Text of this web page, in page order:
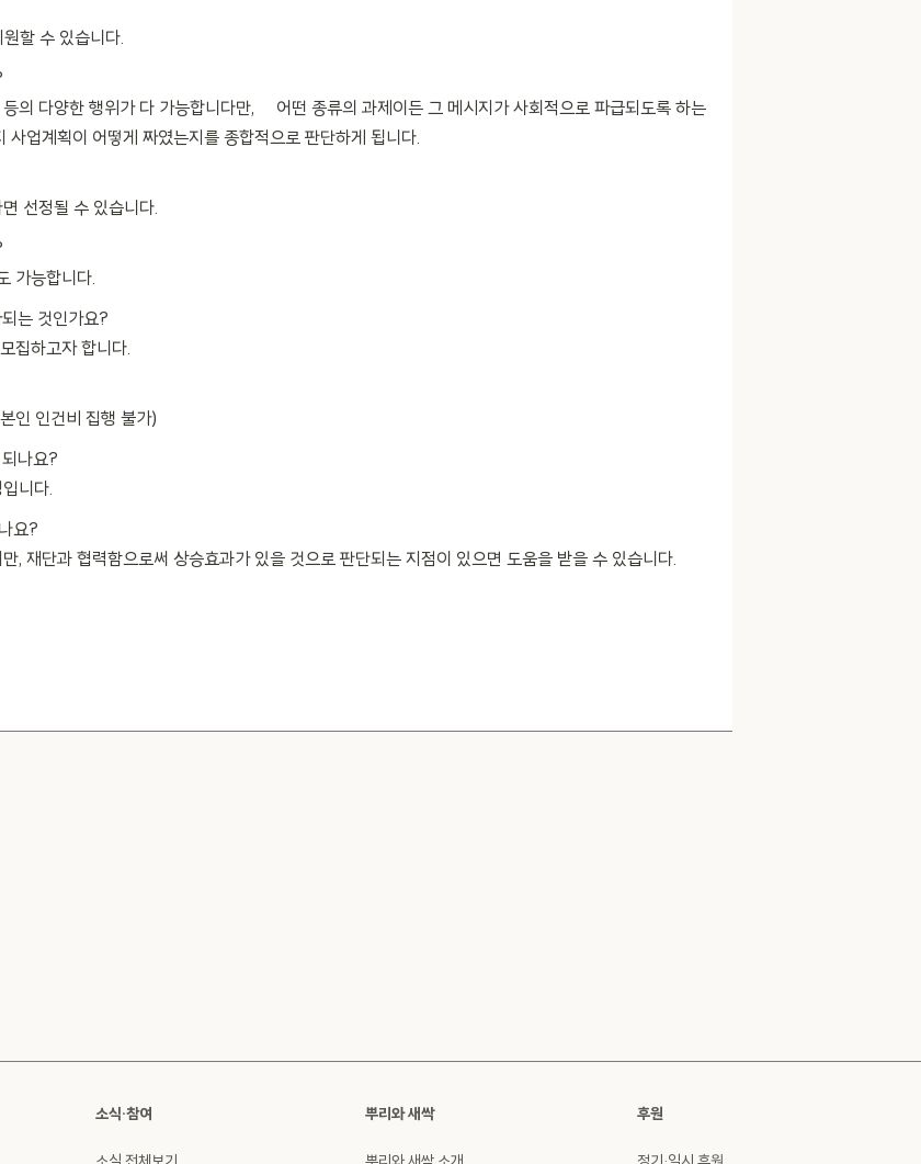
할 수 있습니다.
의 다양한 행위가 다 가능합니다만, 어떤 종류의 과제이든 그 메시지가 사회적으로 파급되도록 하는
업계획이 어떻게 짜였는지를 종합적으로 판단하게 됩니다.
선정될 수 있습니다.
가능합니다.
는 것인가요?
집하고자 합니다.
인 인건비 집행 불가)
나요?
니다.
요?
, 재단과 협력함으로써 상승효과가 있을 것으로 판단되는 지점이 있으면 도움을 받을 수 있습니다.
소식·참여 뿌리와 새싹 후원